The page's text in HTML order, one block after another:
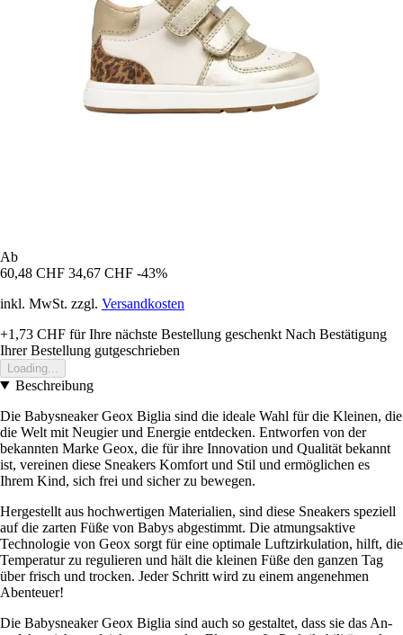
Ab
60,48 CHF 34,67 CHF -43%
inkl. MwSt. zzgl. Versandkosten
+1,73 CHF für Ihre nächste Bestellung geschenkt Nach Bestätigung
Ihrer Bestellung gutgeschrieben
Loading...
Beschreibung
Die Babysneaker Geox Biglia sind die ideale Wahl für die Kleinen, die
die Welt mit Neugier und Energie entdecken. Entworfen von der
bekannten Marke Geox, die für ihre Innovation und Qualität bekannt
ist, vereinen diese Sneakers Komfort und Stil und ermöglichen es
Ihrem Kind, sich frei und sicher zu bewegen.
Hergestellt aus hochwertigen Materialien, sind diese Sneakers speziell
auf die zarten Füße von Babys abgestimmt. Die atmungsaktive
Technologie von Geox sorgt für eine optimale Luftzirkulation, hilft, die
Temperatur zu regulieren und hält die kleinen Füße den ganzen Tag
über frisch und trocken. Jeder Schritt wird zu einem angenehmen
Abenteuer!
Die Babysneaker Geox Biglia sind auch so gestaltet, dass sie das An-